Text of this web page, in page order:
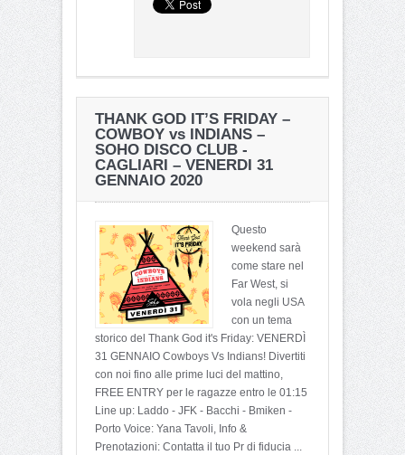
THANK GOD IT’S FRIDAY –
COWBOY vs INDIANS –
SOHO DISCO CLUB -
CAGLIARI – VENERDI 31
GENNAIO 2020
Questo
weekend sarà
come stare nel
Far West, si
vola negli USA
con un tema
storico del Thank God it's Friday: VENERDÌ
31 GENNAIO Cowboys Vs Indians! Divertiti
con noi fino alle prime luci del mattino,
FREE ENTRY per le ragazze entro le 01:15
Line up: Laddo - JFK - Bacchi - Bmiken -
Porto Voice: Yana Tavoli, Info &
Prenotazioni: Contatta il tuo Pr di fiducia ...